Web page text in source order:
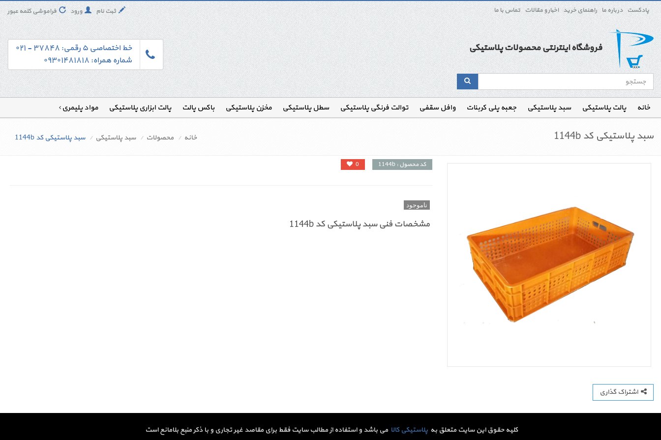
ثبت نام ورود فراموشی کلمه عبور پادکست درباره ما راهنمای خرید اخبار و مقالات تماس با ما
فروشگاه اینترنتی محصولات پلاستیکی
خط اختصاصی ۵ رقمی: ۳۷۸۴۸ - ۰۲۱
شماره همراه: ۰۹۳۰۱۴۸۱۸۱۸
خانه پالت پلاستیکی سبد پلاستیکی جعبه پلی کربنات وافل سقفی توالت فرنگی پلاستیکی سطل پلاستیکی مخزن پلاستیکی باکس پالت پالت ابزاری پلاستیکی مواد پلیمری
سبد پلاستیکی کد 1144b خانه محصولات سبد پلاستیکی سبد پلاستیکی کد 1144b
کد محصول : 1144b 0
ناموجود
مشخصات فنی سبد پلاستیکی کد 1144b
اشتراک گذاری
کلیه حقوق این سایت متعلق به پلاستیکی کالا می باشد و استفاده از مطالب سایت فقط برای مقاصد غیر تجاری و با ذکر منبع بلامانع است